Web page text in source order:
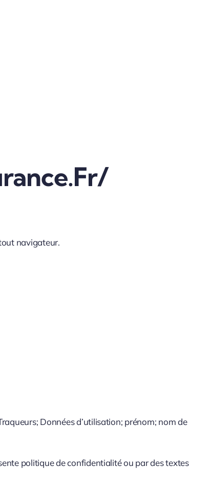
navigateur.
Données d’utilisation; prénom; nom de
politique de confidentialité ou par des textes